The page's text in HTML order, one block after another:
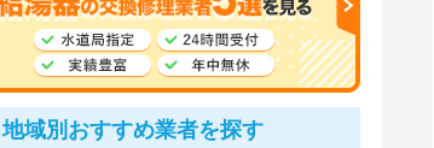
地域別おすすめ業者を探す